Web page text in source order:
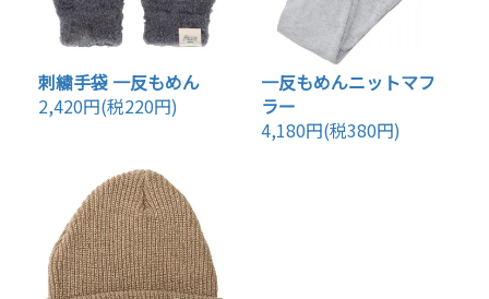
刺繍手袋 一反もめん
2,420円(税220円)
一反もめんニットマフ
ラー
4,180円(税380円)